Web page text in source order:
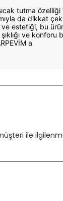
tutma özelliği
da dikkat
ve estetiği, bu
ve konforu
a
ile